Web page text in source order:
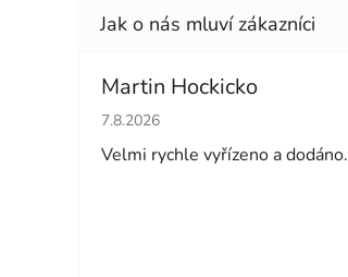
Martin Hockicko
Hodnocení obchodu je 5 z 5
7.8.2026
Velmi rychle vyřízeno a dodáno.